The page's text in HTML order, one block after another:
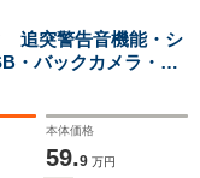
追突警告音機能・シ
・バックカメラ・ク
ステアリングスイッ
本体価格
59.9 万円